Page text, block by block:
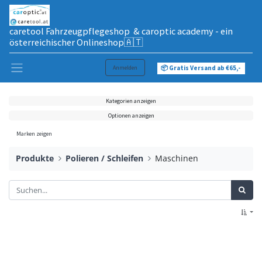
caretool Fahrzeugpflegeshop & caroptic academy - ein
österreichischer Onlineshop🇦🇹
Anmelden 📦 Gratis Versand ab €65,-
Kategorien anzeigen
Optionen anzeigen
Marken zeigen
Produkte Polieren / Schleifen Maschinen